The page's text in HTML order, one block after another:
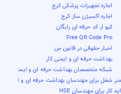
اجاره تجهیزات پزشکی کرج
اجاره اکسیژن ساز کرج
کیو ار کد حرفه ای رایگان
Free QR Code Pro
اخبار حقوقی در قانون من
بهداشت حرفه ای و ایمنی کار
شبکه متخصصان بهداشت حرفه ای و ایمنی کار
کار
شغل برای مهندسان بهداشت حرفه ای و ایمنی
کار
کار برای مهندسان HSE